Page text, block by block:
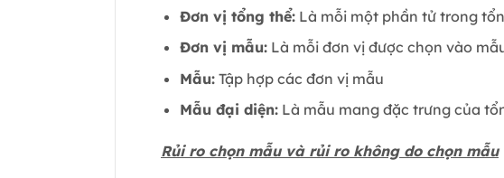
Đơn vị tổng thể:Là mỗi một phần tử trong
Đơn vị mẫu:Là mỗi đơn vị được chọn vào
Mẫu:Tập hợp các đơn vị mẫu
Mẫu đại diện:Là mẫu mang đặc trưng của
Rủi ro chọn mẫu và rủi ro không do chọn mẫu